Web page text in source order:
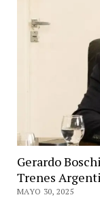
Gerardo
Trenes
MAYO 30, 2025